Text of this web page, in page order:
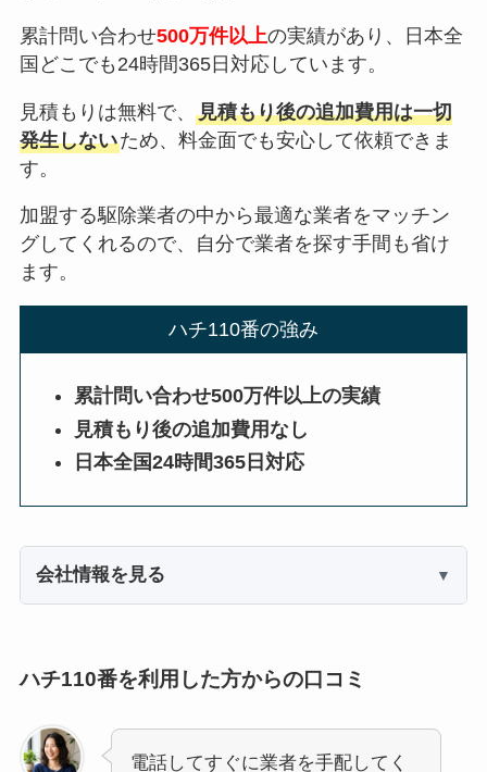
累計問い合わせ500万件以上の実績があり、日本全
国どこでも24時間365日対応しています。
見積もりは無料で、 見積もり後の追加費用は一切
発生しないため、料金面でも安心して依頼できま
す。
加盟する駆除業者の中から最適な業者をマッチン
グしてくれるので、自分で業者を探す手間も省け
ます。
ハチ110番の強み
累計問い合わせ500万件以上の実績
見積もり後の追加費用なし
日本全国24時間365日対応
会社情報を見る
ハチ110番を利用した方からの口コミ
電話してすぐに業者を手配してく